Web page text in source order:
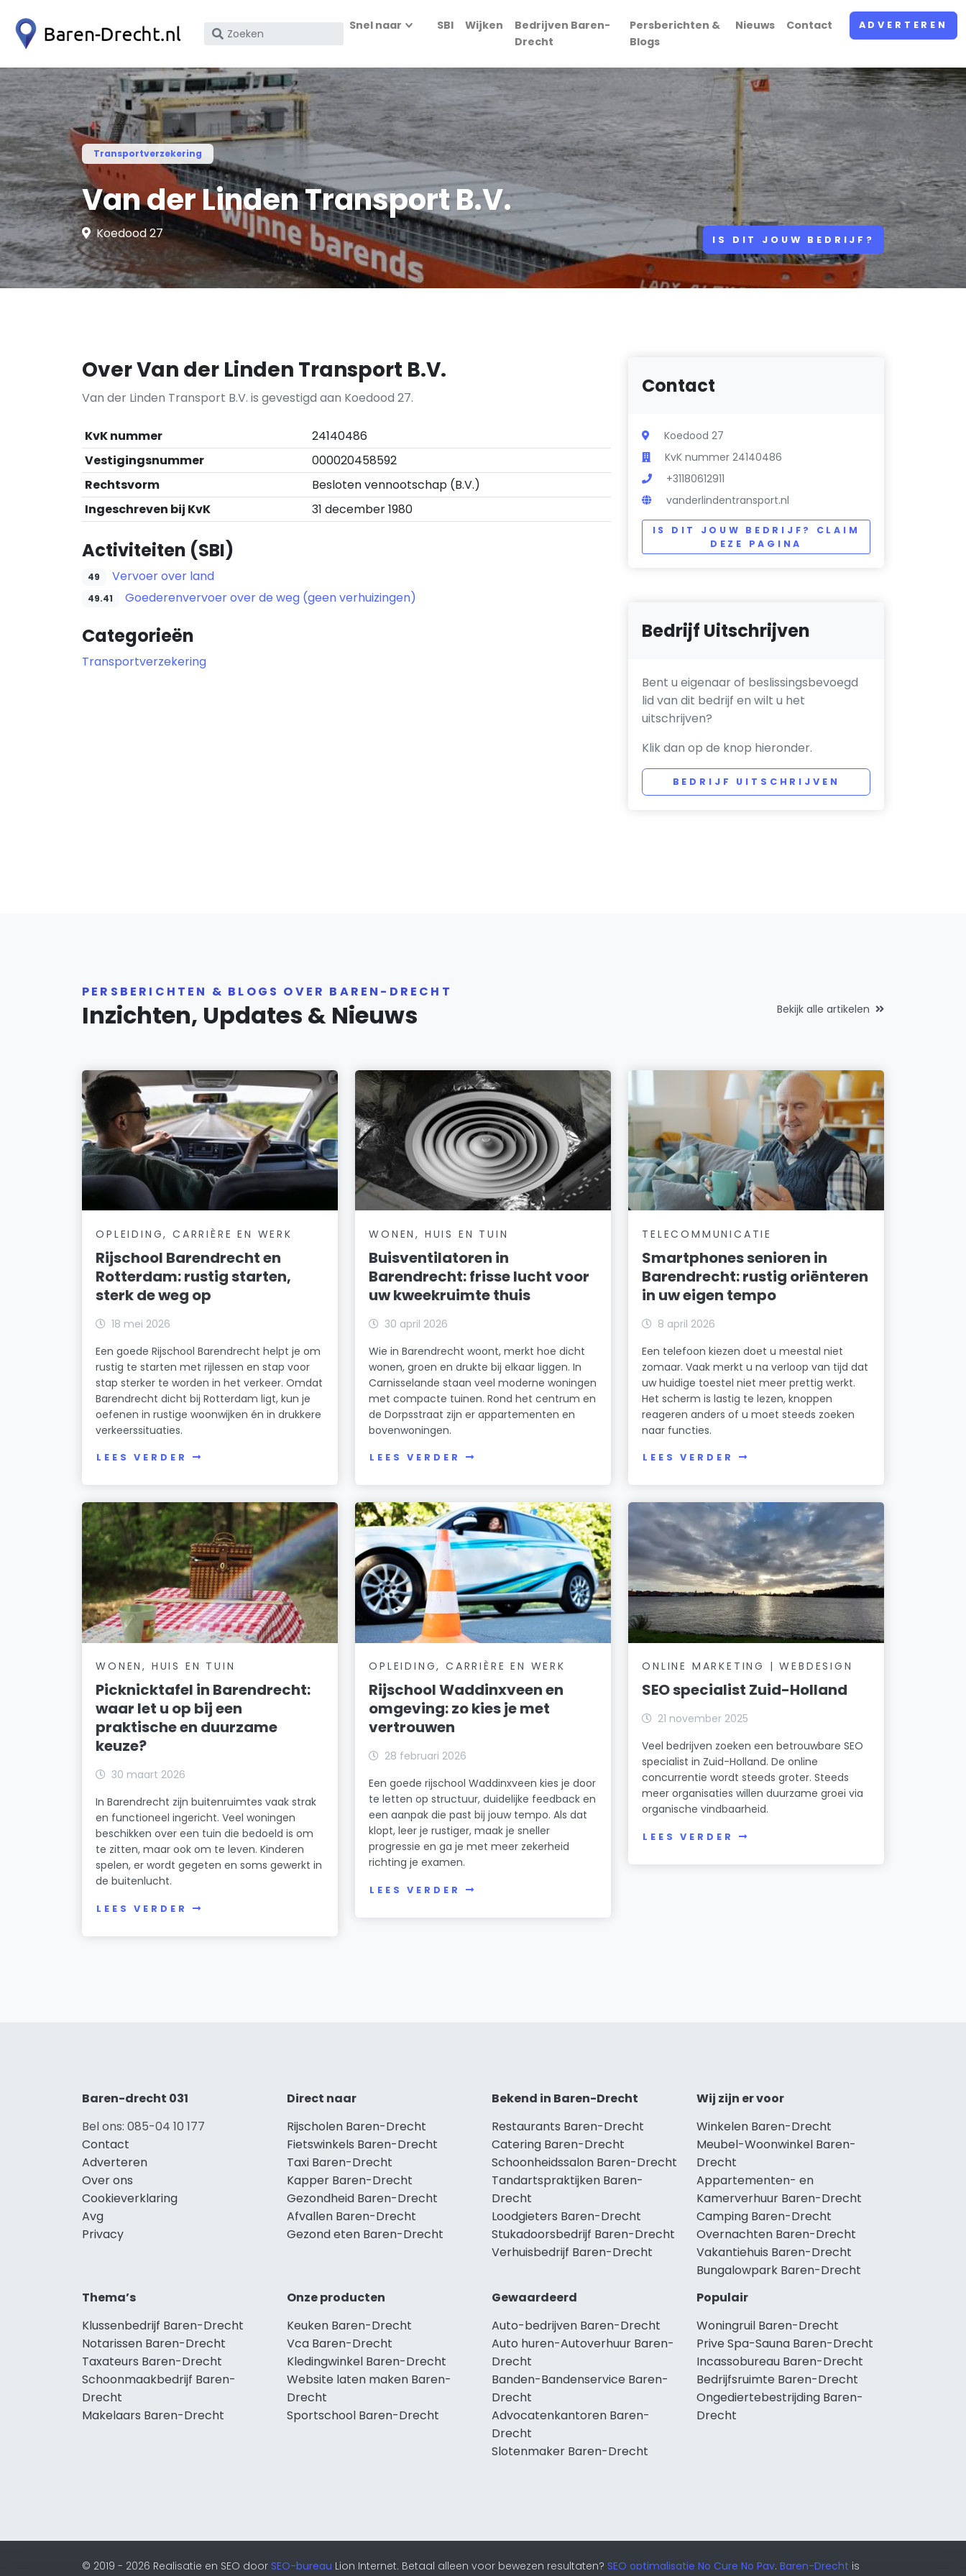
Zoek
bedrijfsnaam
of
KvK
nummer
Snel naar SBI Wijken
Bedrijven Baren-
Drecht
Persberichten &
Blogs
Nieuws Contact ADVERTEREN
Transportverzekering
Van der Linden Transport B.V.
Koedood 27 IS DIT JOUW BEDRIJF?
Over Van der Linden Transport B.V.
Van der Linden Transport B.V. is gevestigd aan Koedood 27.
KvK nummer
24140486
Vestigingsnummer
000020458592
Rechtsvorm
Besloten vennootschap (B.V.)
Ingeschreven bij KvK
31 december 1980
Activiteiten (SBI)
49 Vervoer over land
49.41 Goederenvervoer over de weg (geen verhuizingen)
Categorieën
Transportverzekering
Contact
Koedood 27
KvK nummer 24140486
+31180612911
vanderlindentransport.nl
IS DIT JOUW BEDRIJF? CLAIM
DEZE PAGINA
Bedrijf Uitschrijven
Bent u eigenaar of beslissingsbevoegd
lid van dit bedrijf en wilt u het
uitschrijven?
Klik dan op de knop hieronder.
BEDRIJF UITSCHRIJVEN
PERSBERICHTEN & BLOGS OVER BAREN-DRECHT
Inzichten, Updates & Nieuws Bekijk alle artikelen
OPLEIDING, CARRIÈRE EN WERK
Rijschool Barendrecht en
Rotterdam: rustig starten,
sterk de weg op
18 mei 2026
Een goede Rijschool Barendrecht helpt je om
rustig te starten met rijlessen en stap voor
stap sterker te worden in het verkeer. Omdat
Barendrecht dicht bij Rotterdam ligt, kun je
oefenen in rustige woonwijken én in drukkere
verkeerssituaties.
LEES VERDER
WONEN, HUIS EN TUIN
Buisventilatoren in
Barendrecht: frisse lucht voor
uw kweekruimte thuis
30 april 2026
Wie in Barendrecht woont, merkt hoe dicht
wonen, groen en drukte bij elkaar liggen. In
Carnisselande staan veel moderne woningen
met compacte tuinen. Rond het centrum en
de Dorpsstraat zijn er appartementen en
bovenwoningen.
LEES VERDER
TELECOMMUNICATIE
Smartphones senioren in
Barendrecht: rustig oriënteren
in uw eigen tempo
8 april 2026
Een telefoon kiezen doet u meestal niet
zomaar. Vaak merkt u na verloop van tijd dat
uw huidige toestel niet meer prettig werkt.
Het scherm is lastig te lezen, knoppen
reageren anders of u moet steeds zoeken
naar functies.
LEES VERDER
WONEN, HUIS EN TUIN
Picknicktafel in Barendrecht:
waar let u op bij een
praktische en duurzame
keuze?
30 maart 2026
In Barendrecht zijn buitenruimtes vaak strak
en functioneel ingericht. Veel woningen
beschikken over een tuin die bedoeld is om
te zitten, maar ook om te leven. Kinderen
spelen, er wordt gegeten en soms gewerkt in
de buitenlucht.
LEES VERDER
OPLEIDING, CARRIÈRE EN WERK
Rijschool Waddinxveen en
omgeving: zo kies je met
vertrouwen
28 februari 2026
Een goede rijschool Waddinxveen kies je door
te letten op structuur, duidelijke feedback en
een aanpak die past bij jouw tempo. Als dat
klopt, leer je rustiger, maak je sneller
progressie en ga je met meer zekerheid
richting je examen.
LEES VERDER
ONLINE MARKETING | WEBDESIGN
SEO specialist Zuid-Holland
21 november 2025
Veel bedrijven zoeken een betrouwbare SEO
specialist in Zuid-Holland. De online
concurrentie wordt steeds groter. Steeds
meer organisaties willen duurzame groei via
organische vindbaarheid.
LEES VERDER
Baren-drecht 031
Bel ons: 085-04 10 177
Contact
Adverteren
Over ons
Cookieverklaring
Avg
Privacy
Direct naar
Rijscholen Baren-Drecht
Fietswinkels Baren-Drecht
Taxi Baren-Drecht
Kapper Baren-Drecht
Gezondheid Baren-Drecht
Afvallen Baren-Drecht
Gezond eten Baren-Drecht
Bekend in Baren-Drecht
Restaurants Baren-Drecht
Catering Baren-Drecht
Schoonheidssalon Baren-Drecht
Tandartspraktijken Baren-
Drecht
Loodgieters Baren-Drecht
Stukadoorsbedrijf Baren-Drecht
Verhuisbedrijf Baren-Drecht
Wij zijn er voor
Winkelen Baren-Drecht
Meubel-Woonwinkel Baren-
Drecht
Appartementen- en
Kamerverhuur Baren-Drecht
Camping Baren-Drecht
Overnachten Baren-Drecht
Vakantiehuis Baren-Drecht
Bungalowpark Baren-Drecht
Thema’s
Klussenbedrijf Baren-Drecht
Notarissen Baren-Drecht
Taxateurs Baren-Drecht
Schoonmaakbedrijf Baren-
Drecht
Makelaars Baren-Drecht
Onze producten
Keuken Baren-Drecht
Vca Baren-Drecht
Kledingwinkel Baren-Drecht
Website laten maken Baren-
Drecht
Sportschool Baren-Drecht
Gewaardeerd
Auto-bedrijven Baren-Drecht
Auto huren-Autoverhuur Baren-
Drecht
Banden-Bandenservice Baren-
Drecht
Advocatenkantoren Baren-
Drecht
Slotenmaker Baren-Drecht
Populair
Woningruil Baren-Drecht
Prive Spa-Sauna Baren-Drecht
Incassobureau Baren-Drecht
Bedrijfsruimte Baren-Drecht
Ongediertebestrijding Baren-
Drecht
© 2019 - 2026 Realisatie en SEO door SEO-bureau Lion Internet. Betaal alleen voor bewezen resultaten? SEO optimalisatie No Cure No Pay. Baren-Drecht is